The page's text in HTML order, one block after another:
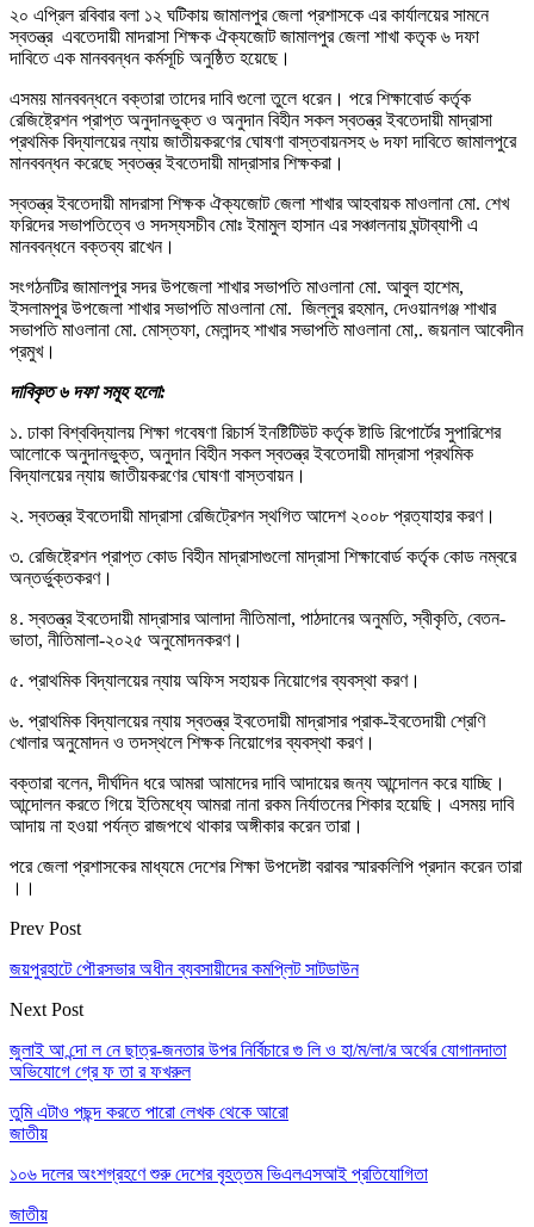
২০ এপ্রিল রবিবার বলা ১২ ঘটিকায় জামালপুর জেলা প্রশাসকে এর কার্যালয়ের সামনে
স্বতন্ত্র এবতেদায়ী মাদরাসা শিক্ষক ঐক্যজোট জামালপুর জেলা শাখা কতৃক ৬ দফা
দাবিতে এক মানববন্ধন কর্মসূচি অনুষ্ঠিত হয়েছে।
এসময় মানববন্ধনে বক্তারা তাদের দাবি গুলো তুলে ধরেন। পরে শিক্ষাবোর্ড কর্তৃক
রেজিষ্ট্রেশন প্রাপ্ত অনুদানভুক্ত ও অনুদান বিহীন সকল স্বতন্ত্র ইবতেদায়ী মাদ্রাসা
প্রথমিক বিদ্যালয়ের ন্যায় জাতীয়করণের ঘোষণা বাস্তবায়নসহ ৬ দফা দাবিতে জামালপুরে
মানববন্ধন করেছে স্বতন্ত্র ইবতেদায়ী মাদ্রাসার শিক্ষকরা।
স্বতন্ত্র ইবতেদায়ী মাদরাসা শিক্ষক ঐক্যজোট জেলা শাখার আহবায়ক মাওলানা মো. শেখ
ফরিদের সভাপতিত্বে ও সদস্যসচীব মোঃ ইমামুল হাসান এর সঞ্চালনায় ঘন্টাব্যাপী এ
মানববন্ধনে বক্তব্য রাখেন।
সংগঠনটির জামালপুর সদর উপজেলা শাখার সভাপতি মাওলানা মো. আবুল হাশেম,
ইসলামপুর উপজেলা শাখার সভাপতি মাওলানা মো. জিল্লুর রহমান, দেওয়ানগঞ্জ শাখার
সভাপতি মাওলানা মো. মোস্তফা, মেলান্দহ শাখার সভাপতি মাওলানা মো,. জয়নাল আবেদীন
প্রমুখ।
দাবিকৃত ৬ দফা সমূহ হলো:
১. ঢাকা বিশ্ববিদ্যালয় শিক্ষা গবেষণা রিচার্স ইনষ্টিটিউট কর্তৃক ষ্টাডি রিপোর্টের সুপারিশের
আলোকে অনুদানভুক্ত, অনুদান বিহীন সকল স্বতন্ত্র ইবতেদায়ী মাদ্রাসা প্রথমিক
বিদ্যালয়ের ন্যায় জাতীয়করণের ঘোষণা বাস্তবায়ন।
২. স্বতন্ত্র ইবতেদায়ী মাদ্রাসা রেজিট্রেশন স্থগিত আদেশ ২০০৮ প্রত্যাহার করণ।
৩. রেজিষ্ট্রেশন প্রাপ্ত কোড বিহীন মাদ্রাসাগুলো মাদ্রাসা শিক্ষাবোর্ড কর্তৃক কোড নম্বরে
অন্তর্ভুক্তকরণ।
৪. স্বতন্ত্র ইবতেদায়ী মাদ্রাসার আলাদা নীতিমালা, পাঠদানের অনুমতি, স্বীকৃতি, বেতন-
ভাতা, নীতিমালা-২০২৫ অনুমোদনকরণ।
৫. প্রাথমিক বিদ্যালয়ের ন্যায় অফিস সহায়ক নিয়োগের ব্যবস্থা করণ।
৬. প্রাথমিক বিদ্যালয়ের ন্যায় স্বতন্ত্র ইবতেদায়ী মাদ্রাসার প্রাক-ইবতেদায়ী শ্রেণি
খোলার অনুমোদন ও তদস্থলে শিক্ষক নিয়োগের ব্যবস্থা করণ।
বক্তারা বলেন, দীর্ঘদিন ধরে আমরা আমাদের দাবি আদায়ের জন্য আন্দোলন করে যাচ্ছি।
আন্দোলন করতে গিয়ে ইতিমধ্যে আমরা নানা রকম নির্যাতনের শিকার হয়েছি। এসময় দাবি
আদায় না হওয়া পর্যন্ত রাজপথে থাকার অঙ্গীকার করেন তারা।
পরে জেলা প্রশাসকের মাধ্যমে দেশের শিক্ষা উপদেষ্টা বরাবর স্মারকলিপি প্রদান করেন তারা
।।
Prev Post
জয়পুরহাটে পৌরসভার অধীন ব্যবসায়ীদের কমপ্লিট সাটডাউন
Next Post
জুলাই আ ন্দো ল নে ছাত্র-জনতার উপর নির্বিচারে গু লি ও হা/ম/লা/র অর্থের যোগানদাতা
অভিযোগে গ্রে ফ তা র ফখরুল
তুমি এটাও পছন্দ করতে পারো লেখক থেকে আরো
জাতীয়
১০৬ দলের অংশগ্রহণে শুরু দেশের বৃহত্তম ভিএলএসআই প্রতিযোগিতা
জাতীয়